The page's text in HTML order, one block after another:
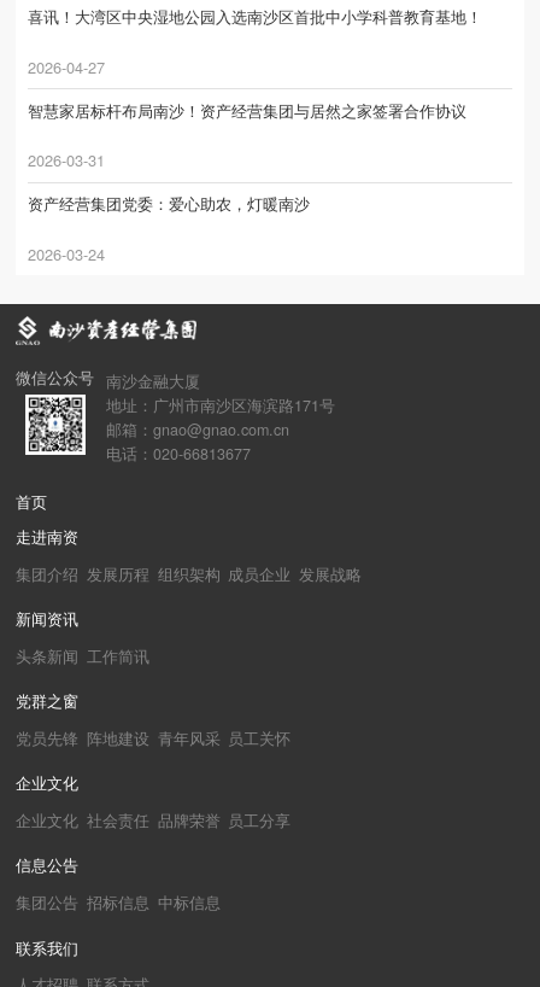
喜讯！大湾区中央湿地公园入选南沙区首批中小学科普教育基地！
2026-04-27
智慧家居标杆布局南沙！资产经营集团与居然之家签署合作协议
2026-03-31
资产经营集团党委：爱心助农，灯暖南沙
2026-03-24
微信公众号 南沙金融大厦
地址：广州市南沙区海滨路171号
邮箱：gnao@gnao.com.cn
电话：020-66813677
首页
走进南资
集团介绍 发展历程 组织架构 成员企业 发展战略
新闻资讯
头条新闻 工作简讯
党群之窗
党员先锋 阵地建设 青年风采 员工关怀
企业文化
企业文化 社会责任 品牌荣誉 员工分享
信息公告
集团公告 招标信息 中标信息
联系我们